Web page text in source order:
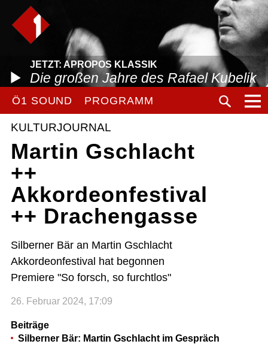
JETZT: APROPOS KLASSIK
Die großen Jahre des Rafael Kubelik
Ö1 SOUND PROGRAMM
KULTURJOURNAL
Martin Gschlacht
++
Akkordeonfestival
++ Drachengasse
Silberner Bär an Martin Gschlacht
Akkordeonfestival hat begonnen
Premiere "So forsch, so furchtlos"
26. Februar 2024, 17:09
Beiträge
Silberner Bär: Martin Gschlacht im Gespräch